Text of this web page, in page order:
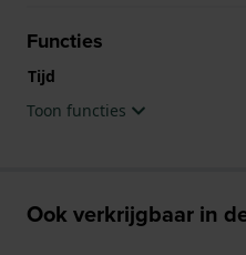
Functies
Tijd
Toon functies
Ook verkrijgbaar in